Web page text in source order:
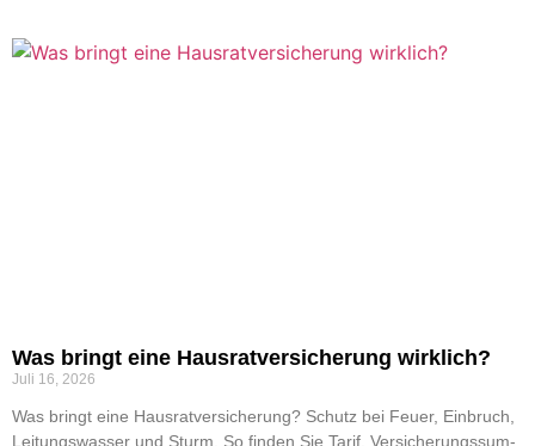
Was bringt eine Haus­rat­ver­si­che­rung wirk­lich?
Juli 16, 2026
Was bringt eine Haus­rat­ver­si­che­rung? Schutz bei Feu­er, Ein­bruch,
Lei­tungs­was­ser und Sturm. So fin­den Sie Tarif, Ver­si­che­rungs­sum­